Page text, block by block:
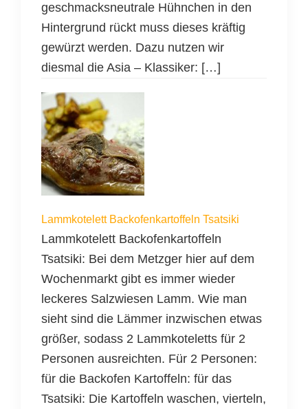
geschmacksneutrale Hühnchen in den
Hintergrund rückt muss dieses kräftig
gewürzt werden. Dazu nutzen wir
diesmal die Asia – Klassiker: […]
Lammkotelett Backofenkartoffeln Tsatsiki
Lammkotelett Backofenkartoffeln
Tsatsiki: Bei dem Metzger hier auf dem
Wochenmarkt gibt es immer wieder
leckeres Salzwiesen Lamm. Wie man
sieht sind die Lämmer inzwischen etwas
größer, sodass 2 Lammkoteletts für 2
Personen ausreichten. Für 2 Personen:
für die Backofen Kartoffeln: für das
Tsatsiki: Die Kartoffeln waschen, vierteln,